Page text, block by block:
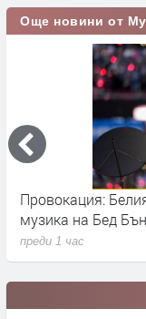
Още новини от
Провокация:
музика на Бед
преди 1 час